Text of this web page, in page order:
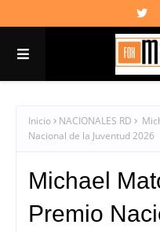
Inicio NACIONALES RD
Nacional de la Juventud 2026
Michael
Premio